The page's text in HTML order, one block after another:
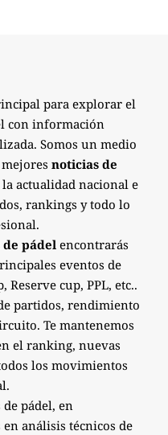
para explorar el
con información
Somos un medio
noticias de
actualidad nacional e
rankings y todo lo
pádelencontrarás
eventos de
Reserve cup, PPL, etc..
partidos, rendimiento
Te mantenemos
el ranking, nuevas
los movimientos
pádel, en
análisis técnicos de